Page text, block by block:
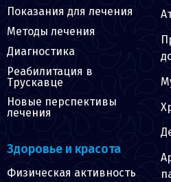
Показания для лечения
Методы лечения
Диагностика
Реабилитация в
Трускавце
Новые перспективы
лечения
Здоровье и красота
Физическая активность